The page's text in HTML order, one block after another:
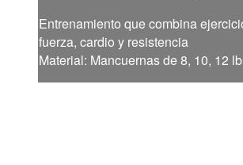
Entrenamiento que combina
fuerza, cardio y resistencia
Material: Mancuernas de 8, 10, 12